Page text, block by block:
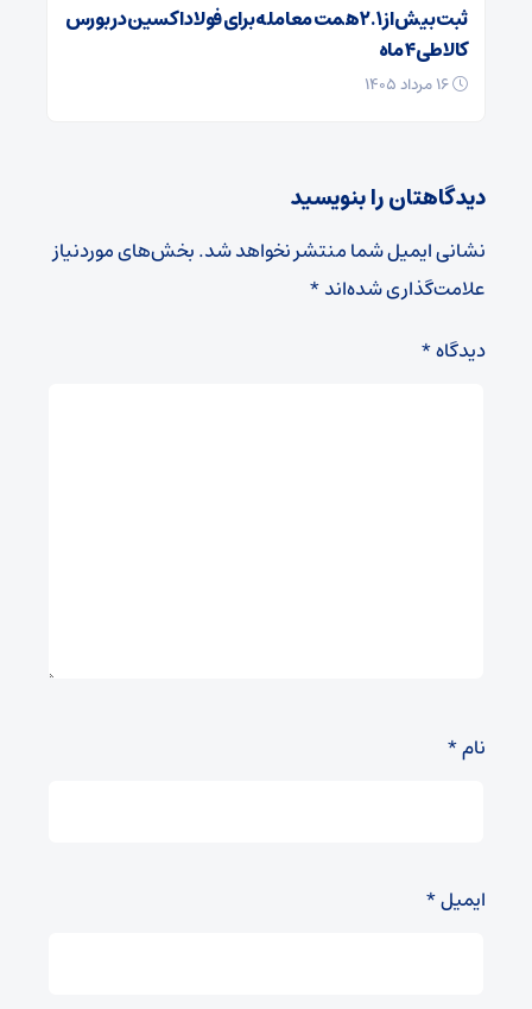
ثبت بیش از ۲.۱ همت معامله برای فولاد اکسین در بورس
کالا طی ۴ ماه
دیدگاهتان را بنویسید
نشانی ایمیل شما منتشر نخواهد شد.بخش‌های موردنیاز
علامت‌گذاری شده‌اند*
دیدگاه*
نام*
ایمیل*